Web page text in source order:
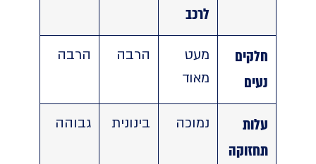
חלקים
מעט
הרבה הרבה
תחזוקה
נמוכה בינונית גבוהה